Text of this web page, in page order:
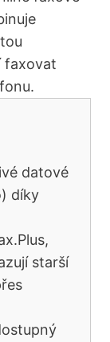
faxovat
datové
díky
starší